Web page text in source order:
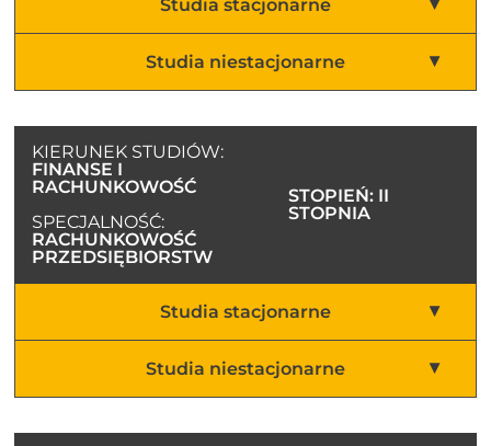
Studia stacjonarne
Studia niestacjonarne
KIERUNEK STUDIÓW:
FINANSE I
RACHUNKOWOŚĆ
SPECJALNOŚĆ:
RACHUNKOWOŚĆ
PRZEDSIĘBIORSTW
STOPIEŃ: II
STOPNIA
Studia stacjonarne
Studia niestacjonarne